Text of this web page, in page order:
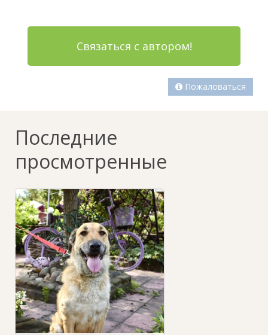
Связаться с автором!
Пожаловаться
Последние
просмотренные